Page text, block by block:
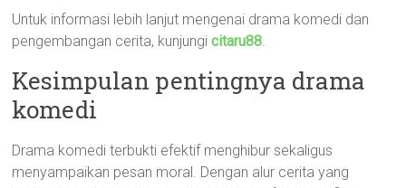
Untuk informasi lebih lanjut mengenai drama komedi dan
pengembangan cerita, kunjungicitaru88.
Kesimpulan pentingnya drama
komedi
Drama komedi terbukti efektif menghibur sekaligus
menyampaikan pesan moral. Dengan alur cerita yang